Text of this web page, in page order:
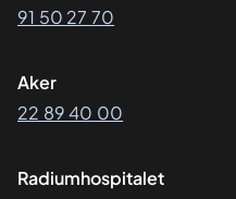
91 50 27 70
Aker
22 89 40 00
Radiumhospitalet